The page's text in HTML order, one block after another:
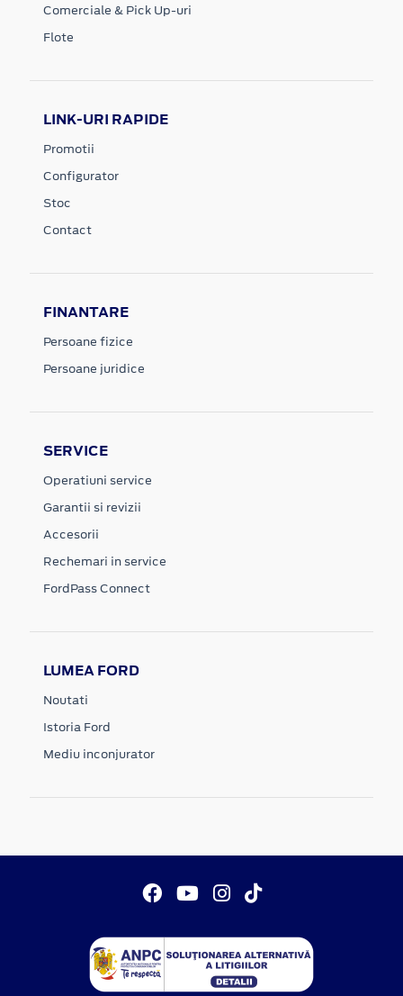
Comerciale & Pick Up-uri
Flote
LINK-URI RAPIDE
Promotii
Configurator
Stoc
Contact
FINANTARE
Persoane fizice
Persoane juridice
SERVICE
Operatiuni service
Garantii si revizii
Accesorii
Rechemari in service
FordPass Connect
LUMEA FORD
Noutati
Istoria Ford
Mediu inconjurator